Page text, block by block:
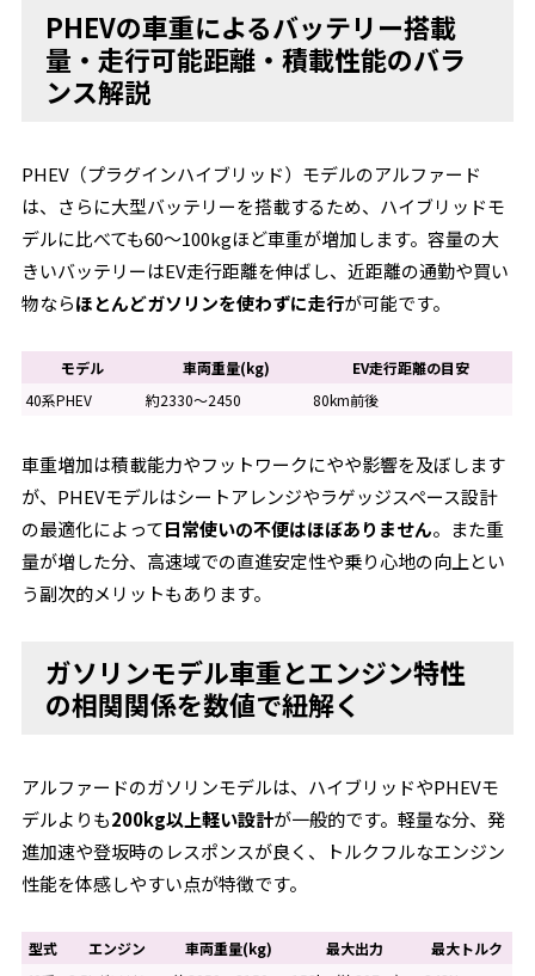
PHEVの車重によるバッテリー搭載
量・走行可能距離・積載性能のバラ
ンス解説
PHEV（プラグインハイブリッド）モデルのアルファード
は、さらに大型バッテリーを搭載するため、ハイブリッドモ
デルに比べても60～100kgほど車重が増加します。容量の大
きいバッテリーはEV走行距離を伸ばし、近距離の通勤や買い
物ならほとんどガソリンを使わずに走行が可能です。
モデル 車両重量(kg)
EV走行距離の目安
40系PHEV
約2330～2450 80km前後
車重増加は積載能力やフットワークにやや影響を及ぼします
が、PHEVモデルはシートアレンジやラゲッジスペース設計
の最適化によって日常使いの不便はほぼありません。また重
量が増した分、高速域での直進安定性や乗り心地の向上とい
う副次的メリットもあります。
ガソリンモデル車重とエンジン特性
の相関関係を数値で紐解く
アルファードのガソリンモデルは、ハイブリッドやPHEVモ
デルよりも200kg以上軽い設計が一般的です。軽量な分、発
進加速や登坂時のレスポンスが良く、トルクフルなエンジン
性能を体感しやすい点が特徴です。
型式 エンジン 車両重量(kg) 最大出力
最大トルク